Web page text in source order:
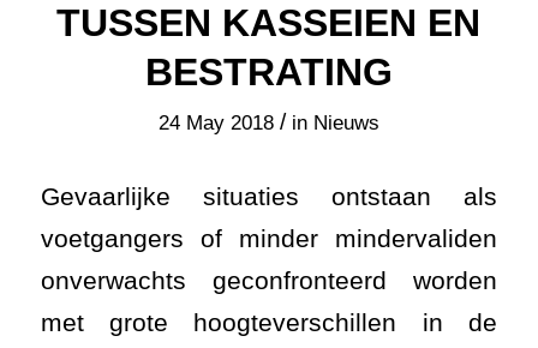
TUSSEN KASSEIEN EN
BESTRATING
24 May 2018 / in Nieuws
Gevaarlijke situaties ontstaan als
voetgangers of minder mindervaliden
onverwachts geconfronteerd worden
met grote hoogteverschillen in de